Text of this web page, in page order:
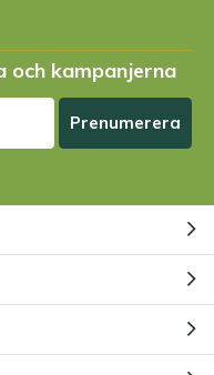
och kampanjerna
Prenumerera